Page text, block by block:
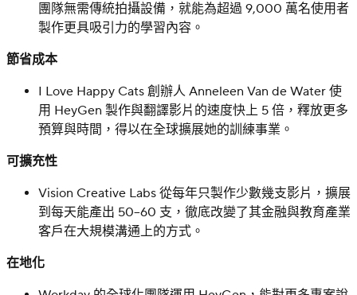
團隊無需傳統拍攝設備，就能為超過 9,000 萬名使用者
製作更具吸引力的學習內容。
節省成本
I Love Happy Cats 創辦人 Anneleen Van de Water 使
用 HeyGen 製作與翻譯影片的速度快上 5 倍，釋放更多
預算與時間，得以在全球擴展她的訓練事業。
可擴充性
Vision Creative Labs 從每年只製作少數幾支影片，擴展
到每天能產出 50–60 支，徹底改變了其金融與教育產業
客戶在大規模溝通上的方式。
在地化